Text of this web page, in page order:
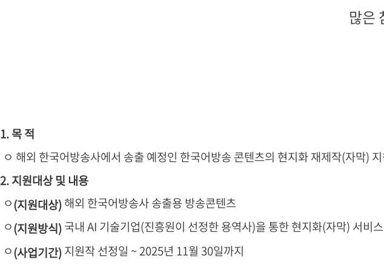
많은
1. 목 적
ㅇ 해외 한국어방송사에서 송출 예정인 한국어방송 콘텐츠의 현지화 재제작(자막)
2. 지원대상 및 내용
ㅇ(지원대상)해외 한국어방송사 송출용 방송콘텐츠
ㅇ(지원방식)국내 AI 기술기업(진흥원이 선정한 용역사)을 통한 현지화(자막) 서비
ㅇ(사업기간)지원작 선정일 ~ 2025년 11월 30일까지